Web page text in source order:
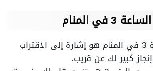
في المنام
رؤية الساعة 3 في المنام هو إشارة إلى الاقتراب
كبير لك عن قريب.